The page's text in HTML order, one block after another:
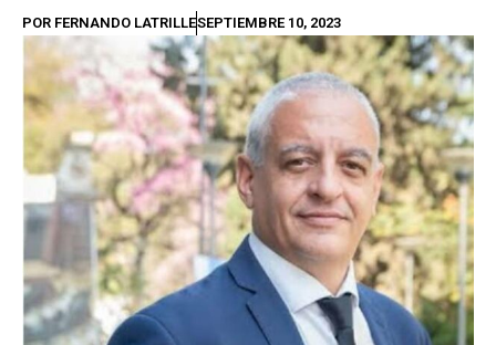
POR FERNANDO LATRILLESEPTIEMBRE 10, 2023